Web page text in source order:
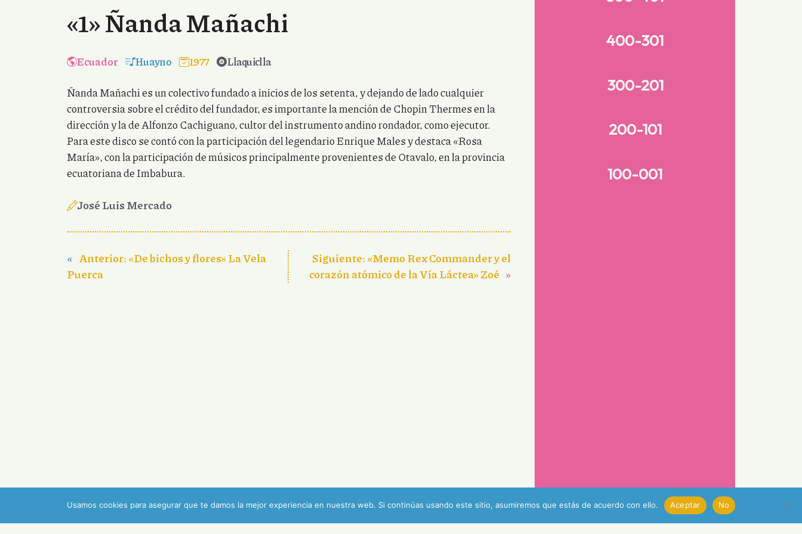
«1» Ñanda Mañachi
Ecuador Huayno 1977 Llaquiclla
Ñanda Mañachi es un colectivo fundado a inicios de los setenta, y dejando de lado cualquier
controversia sobre el crédito del fundador, es importante la mención de Chopin Thermes en la
dirección y la de Alfonzo Cachiguano, cultor del instrumento andino rondador, como ejecutor.
Para este disco se contó con la participación del legendario Enrique Males y destaca «Rosa
María», con la participación de músicos principalmente provenientes de Otavalo, en la provincia
ecuatoriana de Imbabura.
José Luis Mercado
« Anterior:«De bichos y flores» La Vela
Puerca
Siguiente:«Memo Rex Commander y el
corazón atómico de la Vía Láctea» Zoé »
400-301
300-201
200-101
100-001
Usamos cookies para asegurar que te damos la mejor experiencia en nuestra web. Si continúas usando este sitio, asumiremos que estás de acuerdo con ello. Aceptar No